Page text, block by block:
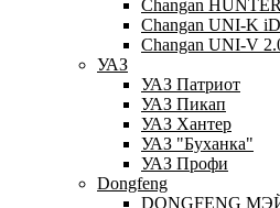
Changan
Changan UNI-K
Changan UNI-V
УАЗ
УАЗ Патриот
УАЗ Пикап
УАЗ Хантер
УАЗ "Буханка"
УАЗ Профи
Dongfeng
DONGFENG